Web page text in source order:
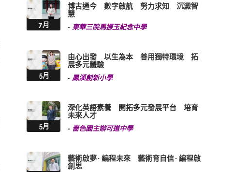
7月
博古通今 數字啟航 努力求知 沉澱智
慧
-東華三院馬振玉紀念中學
5月
由心出發 以生為本 善用獨特環境 拓
展多元體驗
-鳳溪創新小學
5月
深化英語素養 開拓多元發展平台 培育
未來人才
- 嗇色園主辦可道中學
藝術啟夢 · 編程未來 藝術育自信 · 編程啟
創思